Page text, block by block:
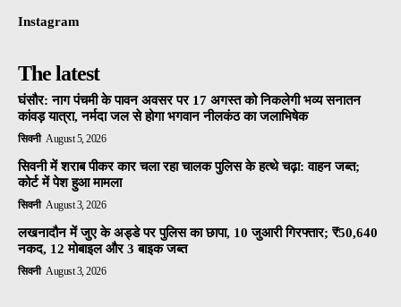
Instagram
The latest
घंसौर: नाग पंचमी के पावन अवसर पर 17 अगस्त को निकलेगी भव्य सनातन
कांवड़ यात्रा, नर्मदा जल से होगा भगवान नीलकंठ का जलाभिषेक
सिवनी August 5, 2026
सिवनी में शराब पीकर कार चला रहा चालक पुलिस के हत्थे चढ़ा: वाहन जब्त;
कोर्ट में पेश हुआ मामला
सिवनी August 3, 2026
लखनादौन में जुए के अड्डे पर पुलिस का छापा, 10 जुआरी गिरफ्तार; ₹50,640
नकद, 12 मोबाइल और 3 बाइक जब्त
सिवनी August 3, 2026